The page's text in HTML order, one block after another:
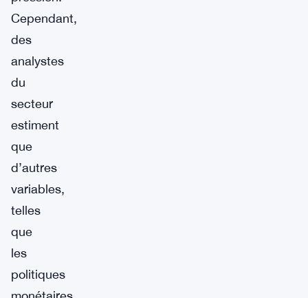
Cependant,
des
analystes
du
secteur
estiment
que
d’autres
variables,
telles
que
les
politiques